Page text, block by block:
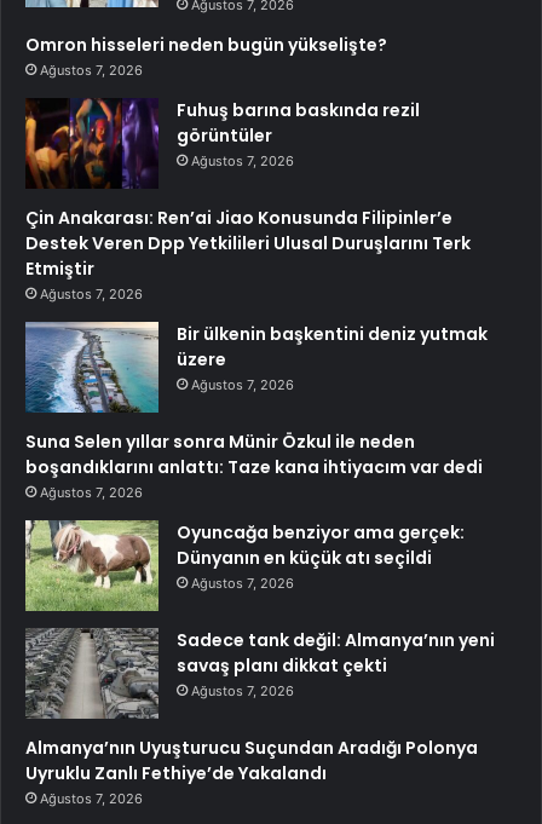
Ağustos 7, 2026
Omron hisseleri neden bugün yükselişte?
Ağustos 7, 2026
Fuhuş barına baskında rezil
görüntüler
Ağustos 7, 2026
Çin Anakarası: Ren’ai Jiao Konusunda Filipinler’e
Destek Veren Dpp Yetkilileri Ulusal Duruşlarını Terk
Etmiştir
Ağustos 7, 2026
Bir ülkenin başkentini deniz yutmak
üzere
Ağustos 7, 2026
Suna Selen yıllar sonra Münir Özkul ile neden
boşandıklarını anlattı: Taze kana ihtiyacım var dedi
Ağustos 7, 2026
Oyuncağa benziyor ama gerçek:
Dünyanın en küçük atı seçildi
Ağustos 7, 2026
Sadece tank değil: Almanya’nın yeni
savaş planı dikkat çekti
Ağustos 7, 2026
Almanya’nın Uyuşturucu Suçundan Aradığı Polonya
Uyruklu Zanlı Fethiye’de Yakalandı
Ağustos 7, 2026